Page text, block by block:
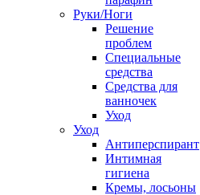
Руки/Ноги
Решение
проблем
Специальные
средства
Средства для
ванночек
Уход
Уход
Антиперспирант
Интимная
гигиена
Кремы, лосьоны